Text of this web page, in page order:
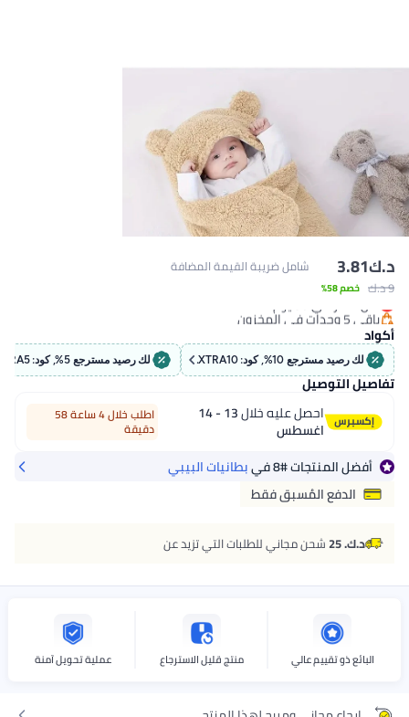
د.ك‏3.81
9 د.ك‏ خصم 58%
شامل ضريبة القيمة المضافة
#8 في بطانيات البيبي
أقل سعر في 30 يوم
باقي 5 وحدات في المخزون
#8 في بطانيات البيبي
أكواد
لك رصيد مسترجع 10%, كود: EXTRA10 لك رصيد مسترجع 5%, كود: EXTRA5
تفاصيل التوصيل
احصل عليه خلال
13 - 14
اغسطس
اطلب خلال 4 ساعة 58
دقيقة
أفضل المنتجات#8 فيبطانيات البيبي
الدفع المُسبق فقط
د.ك. 25 شحن مجاني للطلبات التي تزيد عن
البائع ذو تقييم عالي منتج قليل الاسترجاع عملية تحويل آمنة